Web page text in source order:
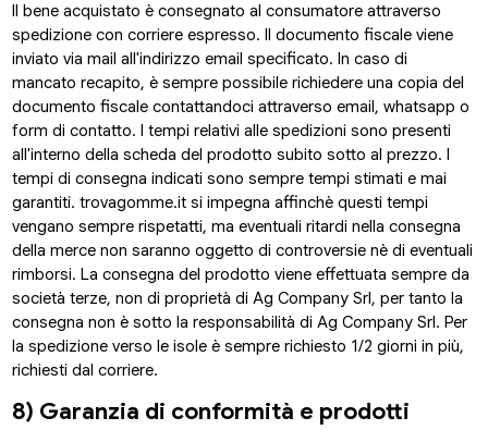
Il bene acquistato è consegnato al consumatore attraverso
spedizione con corriere espresso. Il documento fiscale viene
inviato via mail all'indirizzo email specificato. In caso di
mancato recapito, è sempre possibile richiedere una copia del
documento fiscale contattandoci attraverso email, whatsapp o
form di contatto. I tempi relativi alle spedizioni sono presenti
all'interno della scheda del prodotto subito sotto al prezzo. I
tempi di consegna indicati sono sempre tempi stimati e mai
garantiti. trovagomme.it si impegna affinchè questi tempi
vengano sempre rispetatti, ma eventuali ritardi nella consegna
della merce non saranno oggetto di controversie nè di eventuali
rimborsi. La consegna del prodotto viene effettuata sempre da
società terze, non di proprietà di Ag Company Srl, per tanto la
consegna non è sotto la responsabilità di Ag Company Srl. Per
la spedizione verso le isole è sempre richiesto 1/2 giorni in più,
richiesti dal corriere.
8) Garanzia di conformità e prodotti